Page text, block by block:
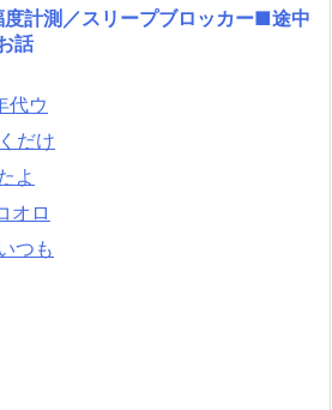
計測／スリープブロッカー■途中
話
代ウ
だけ
よ
オロ
つも